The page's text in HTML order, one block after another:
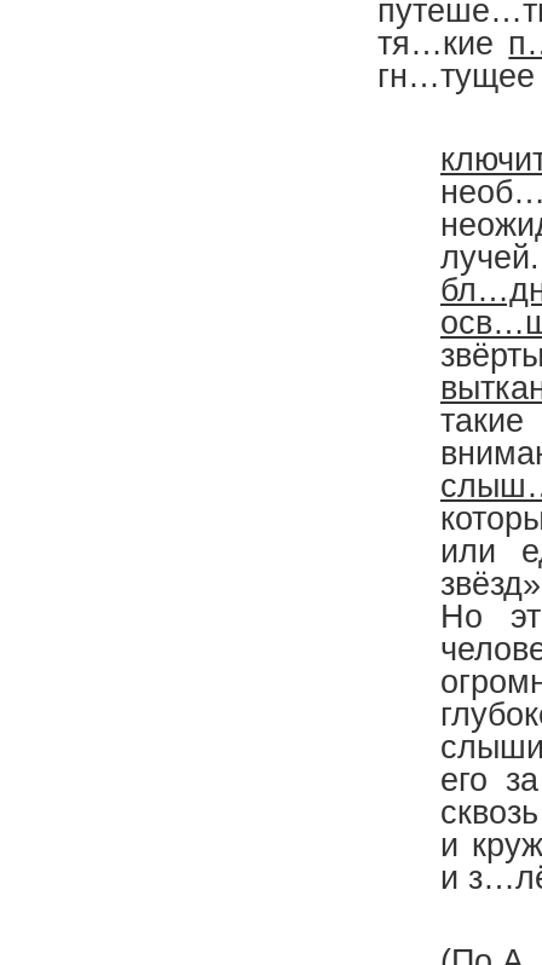
тя…кие
гн…тущее
или
Но
его
и
и